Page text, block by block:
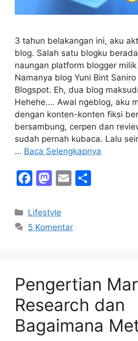
3 tahun belakangan ini, aku
blog. Salah satu blogku
naungan platform blogger milik
Namanya blog Yuni Bint
Blogspot. Eh, dua blog
Hehehe…. Awal ngeblog, aku
dengan konten-konten fiksi
bersambung, cerpen dan
sudah pernah kubaca. Lalu
… Baca Selengkapnya
F
c
e
k
M
st
o
E
l
Kategori
Lifestyle
5 Komentar
Pengertian
Research dan
Bagaimana